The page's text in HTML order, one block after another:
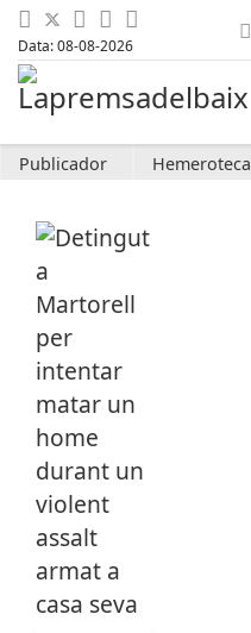
Data: 08-08-2026
Publicador Hemeroteca